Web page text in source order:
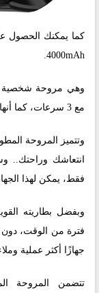
4000mAh.
وهي مروحة شخصية
مع 3 سرعات، كما أنها قابلة للارتداء في السفر والرياضة والمكتب.
وتتميز المروحة
انتعاشك وراحتك..
فقط، يمكن لهذا
وبفضل بطاريته
فترة من الوقت، دون
جهازًا أكثر عملية
تتضمن المروحة